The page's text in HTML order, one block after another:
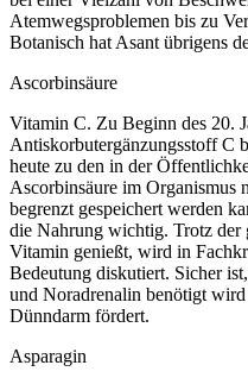
Atemwegsproblemen bis zu
Botanisch hat Asant übrigens
Ascorbinsäure
Vitamin C. Zu Beginn des 20.
Antiskorbutergänzungsstoff C
heute zu den in der
Ascorbinsäure im Organismus
begrenzt gespeichert werden
die Nahrung wichtig. Trotz der
Vitamin genießt, wird in
Bedeutung diskutiert. Sicher
und Noradrenalin benötigt
Dünndarm fördert.
Asparagin